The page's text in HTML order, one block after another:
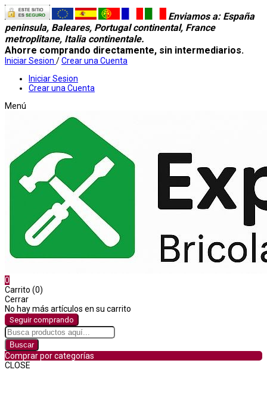
Enviamos a: España
peninsula, Baleares, Portugal continental, France
metroplitane, Italia continentale.
Ahorre comprando directamente, sin intermediarios.
Iniciar Sesion /Crear una Cuenta
Iniciar Sesion
Crear una Cuenta
Menú
0
Carrito (0)
Cerrar
No hay más artículos en su carrito
Seguir comprando
Buscar
Comprar por categorías
CLOSE